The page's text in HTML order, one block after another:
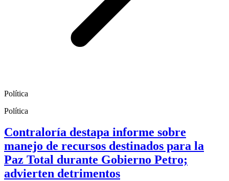
Política
Política
Contraloría destapa informe sobre
manejo de recursos destinados para la
Paz Total durante Gobierno Petro;
advierten detrimentos